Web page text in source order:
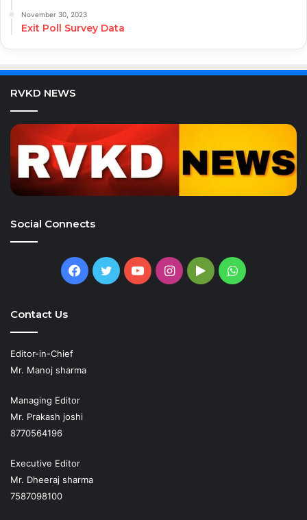
November 30, 2023
Exit Poll Survey Data
RVKD NEWS
Social Connects
Facebook
TwitterYouTubeInstagram
GoogleWhatsApp
Contact Us
Editor-in-Chief
Mr. Manoj sharma
Managing Editor
Mr. Prakash joshi
8770564196
Executive Editor
Mr. Dheeraj sharma
7587098100